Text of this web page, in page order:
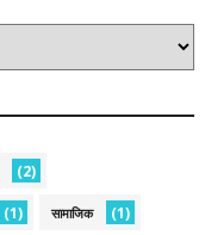
(2)
(1) सामाजिक (1)